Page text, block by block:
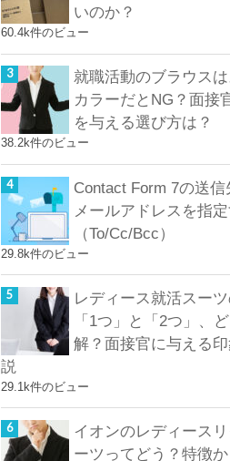
いのか？
60.4k件のビュー
就職活動のブラウス
カラーだとNG？面接
を与える選び方は？
38.2k件のビュー
Contact Form 7の送
メールアドレスを指
（To/Cc/Bcc）
29.8k件のビュー
レディース就活スー
「1つ」と「2つ」、
解？面接官に与える
説
29.1k件のビュー
イオンのレディース
ーツってどう？特徴